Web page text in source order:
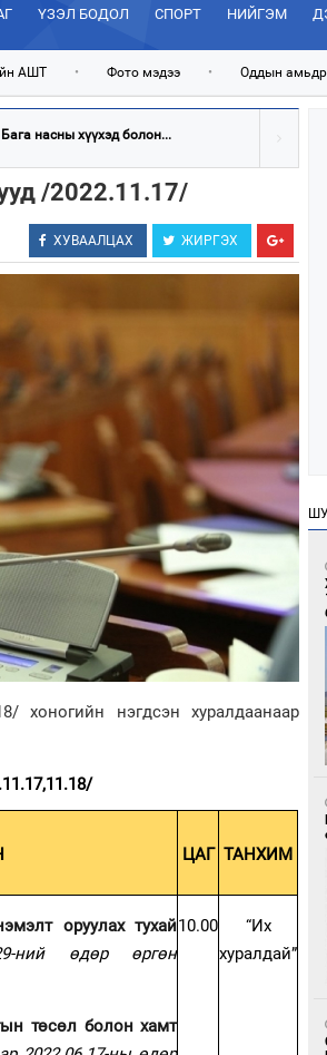
ҮЗЭЛ БОДОЛ СПОРТ НИЙГЭМ
АШТ • Фото мэдээ • Оддын
Бага насны хүүхэд болон...
/2022.11.17/
ХУВААЛЦАХ ЖИРГЭХ
хоногийн нэгдсэн хуралдаанаар
ЦАГ ТАНХИМ
оруулах тухай
ний өдөр өргөн
төсөл болон хамт
10.00
“Их
хуралдай”